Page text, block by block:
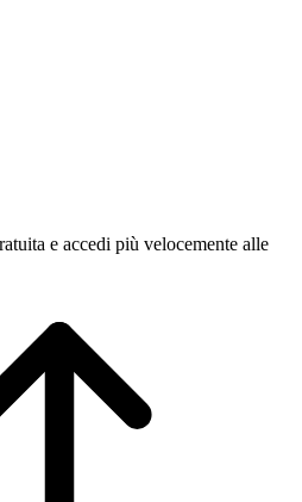
e accedi più velocemente alle